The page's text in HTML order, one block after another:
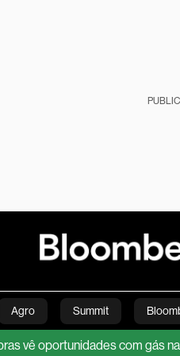
Agro Summit
pessoais Viagens
com gás na Colômbia e